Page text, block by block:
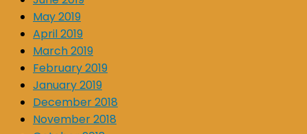
May 2019
April 2019
March 2019
February 2019
January 2019
December 2018
November 2018